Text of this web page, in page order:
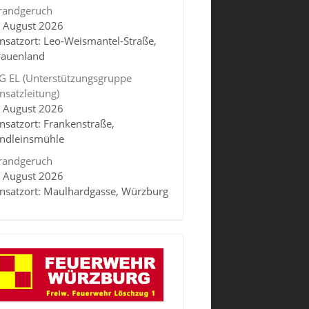
August 2026
Leo-Weismantel-Straße,
EL (Unterstützungsgruppe
August 2026
Frankenstraße,
August 2026
Maulhardgasse, Würzburg